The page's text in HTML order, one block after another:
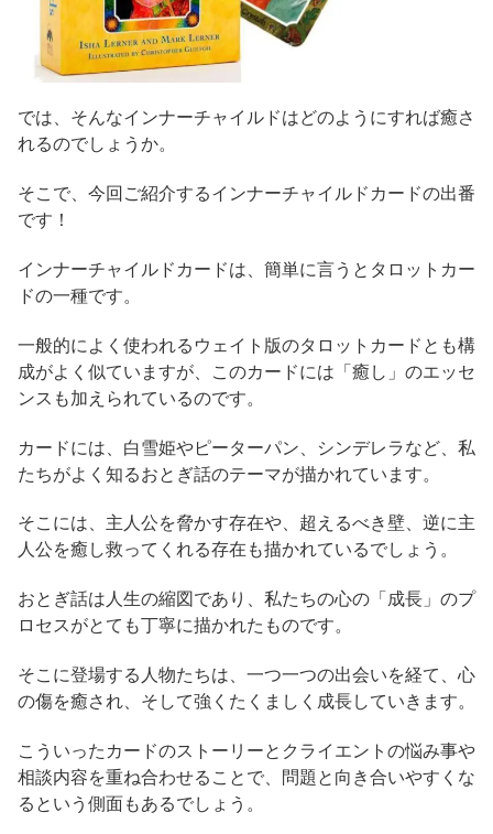
では、そんなインナーチャイルドはどのようにすれば癒さ
れるのでしょうか。
そこで、今回ご紹介するインナーチャイルドカードの出番
です！
インナーチャイルドカードは、簡単に言うとタロットカー
ドの一種です。
一般的によく使われるウェイト版のタロットカードとも構
成がよく似ていますが、このカードには「癒し」のエッセ
ンスも加えられているのです。
カードには、白雪姫やピーターパン、シンデレラなど、私
たちがよく知るおとぎ話のテーマが描かれています。
そこには、主人公を脅かす存在や、超えるべき壁、逆に主
人公を癒し救ってくれる存在も描かれているでしょう。
おとぎ話は人生の縮図であり、私たちの心の「成長」のプ
ロセスがとても丁寧に描かれたものです。
そこに登場する人物たちは、一つ一つの出会いを経て、心
の傷を癒され、そして強くたくましく成長していきます。
こういったカードのストーリーとクライエントの悩み事や
相談内容を重ね合わせることで、問題と向き合いやすくな
るという側面もあるでしょう。